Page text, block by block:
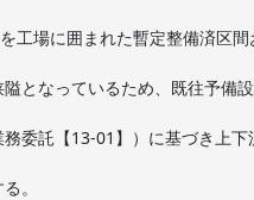
工場に囲まれた暫定整備済区
となっているため、既往予備
委託【13-01】）に基づき上
。